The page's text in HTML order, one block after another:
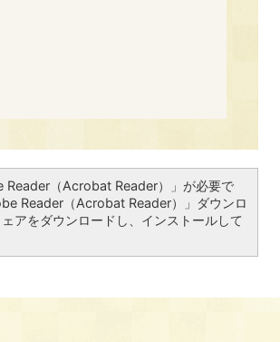
Reader（Acrobat Reader）」が必要で
Reader（Acrobat Reader）」ダウンロ
アをダウンロードし、インストールして